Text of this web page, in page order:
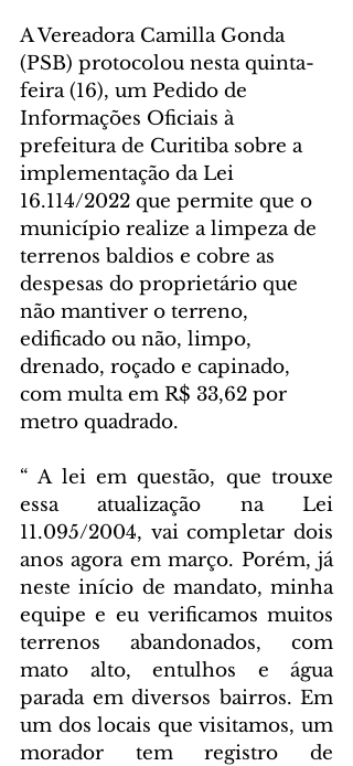
A Vereadora Camilla Gonda
(PSB) protocolou nesta quinta-
feira (16), um Pedido de
Informações Oficiais à
prefeitura de Curitiba sobre a
implementação da Lei
16.114/2022 que permite que o
município realize a limpeza de
terrenos baldios e cobre as
despesas do proprietário que
não mantiver o terreno,
edificado ou não, limpo,
drenado, roçado e capinado,
com multa em R$ 33,62 por
metro quadrado.
“ A lei em questão, que trouxe
essa atualização na Lei
11.095/2004, vai completar dois
anos agora em março. Porém, já
neste início de mandato, minha
equipe e eu verificamos muitos
terrenos abandonados, com
mato alto, entulhos e água
parada em diversos bairros. Em
um dos locais que visitamos, um
morador tem registro de